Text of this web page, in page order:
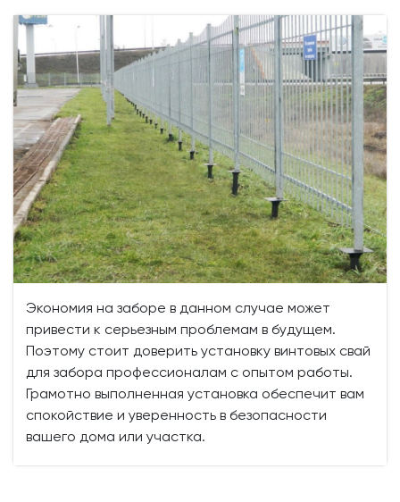
Экономия на заборе в данном случае может
привести к серьезным проблемам в будущем.
Поэтому стоит доверить установку винтовых свай
для забора профессионалам с опытом работы.
Грамотно выполненная установка обеспечит вам
спокойствие и уверенность в безопасности
вашего дома или участка.